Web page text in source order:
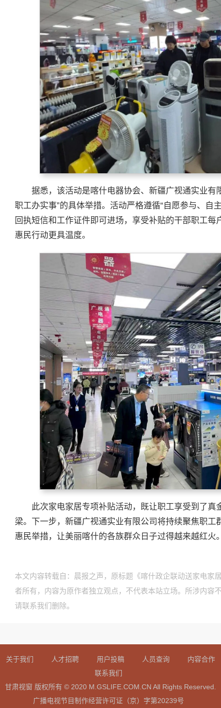
据悉，该活动是喀什电器协会、新疆广视通实业有
职工办实事”的具体举措。活动严格遵循“自愿参与、自
回执短信和工作证件即可进场，享受补贴的干部职工
惠民行动更具温度。
此次家电家居专项补贴活动，既让职工享受到了
梁。下一步，新疆广视通实业有限公司将持续聚焦职
惠民举措，让美丽喀什的各族群众日子过得越来越红火
本文内容转载自：晨报之声，原标题《喀什政企联动送家电家
者所有，内容为原作者独立观点，不代表本站立场。所涉内容
请联系我们删除。
关于我们 人才招聘 用户投稿 人员查询
内容合作
联系我们
甘肃视窗 版权所有 © 2020 M.GSLIFE.COM.CN All Rights Reserved.
广播电视节目制作经营许可证（京）字第20239号